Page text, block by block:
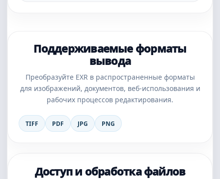
Поддерживаемые форматы
вывода
Преобразуйте EXR в распространенные форматы
для изображений, документов, веб-использования и
рабочих процессов редактирования.
TIFF PDF JPG PNG
Доступ и обработка файлов